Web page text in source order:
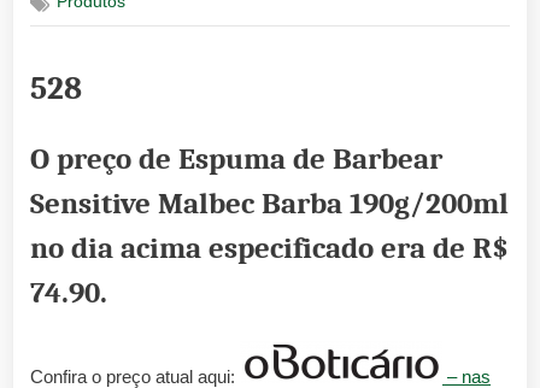
528
O preço de Espuma de Barbear
Sensitive Malbec Barba 190g/200ml
no dia acima especificado era de R$
74.90.
Confira o preço atual aqui:
– nas